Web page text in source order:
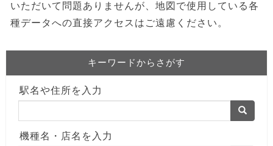
いただいて問題ありませんが、地図で使用している各
種データへの直接アクセスはご遠慮ください。
キーワードからさがす
駅名や住所を入力
機種名・店名を入力